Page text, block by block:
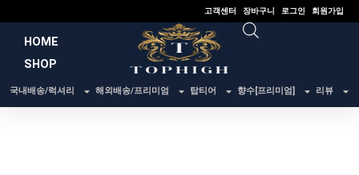
건
너
고객센터 장바구니 로그인 회원가입
HOME
SHOP
국내배송/럭셔리 해외배송/프리미엄 탑티어 향수[프리미엄] 리뷰